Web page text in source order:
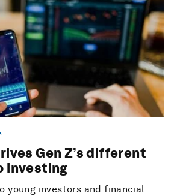
Gen Z’s different
investing
young investors and financial